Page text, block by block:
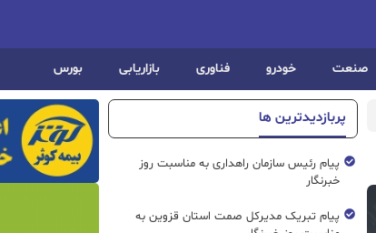
صنعت خودرو فناوری بازاریابی بورس
پربازدیدترین ها
پیام رئیس سازمان راهداری به مناسبت روز
خبرنگار
پیام تبریک مدیرکل صمت استان قزوین به